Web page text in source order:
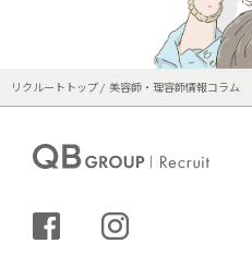
リクルートトップ 美容師・理容師情報コラム
シェアする